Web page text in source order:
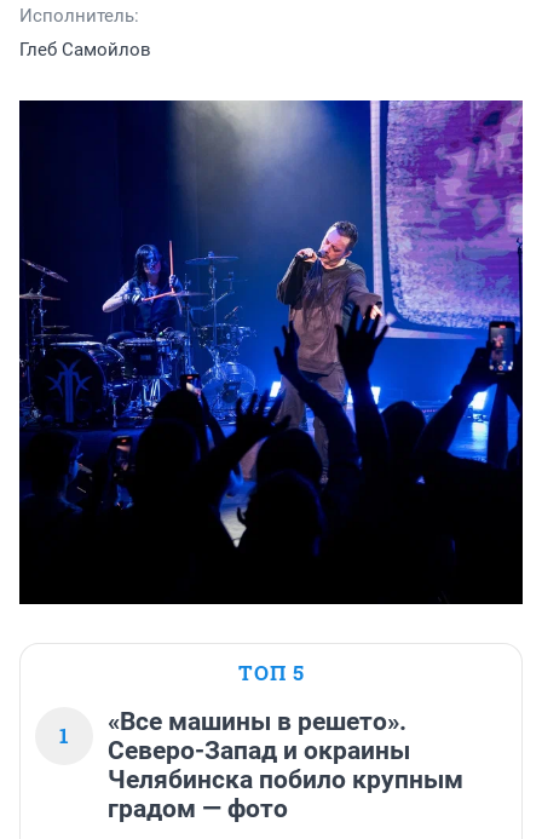
Исполнитель:
Глеб Самойлов
ТОП 5
1
«Все машины в решето».
Северо-Запад и окраины
Челябинска побило крупным
градом — фото